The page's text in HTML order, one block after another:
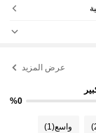
عرض المزيد
%0
واسع(1)